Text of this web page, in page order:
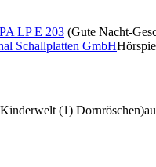
LP E 203 (Gute Nacht-
Schallplatten GmbH
(1) Dornröschen)